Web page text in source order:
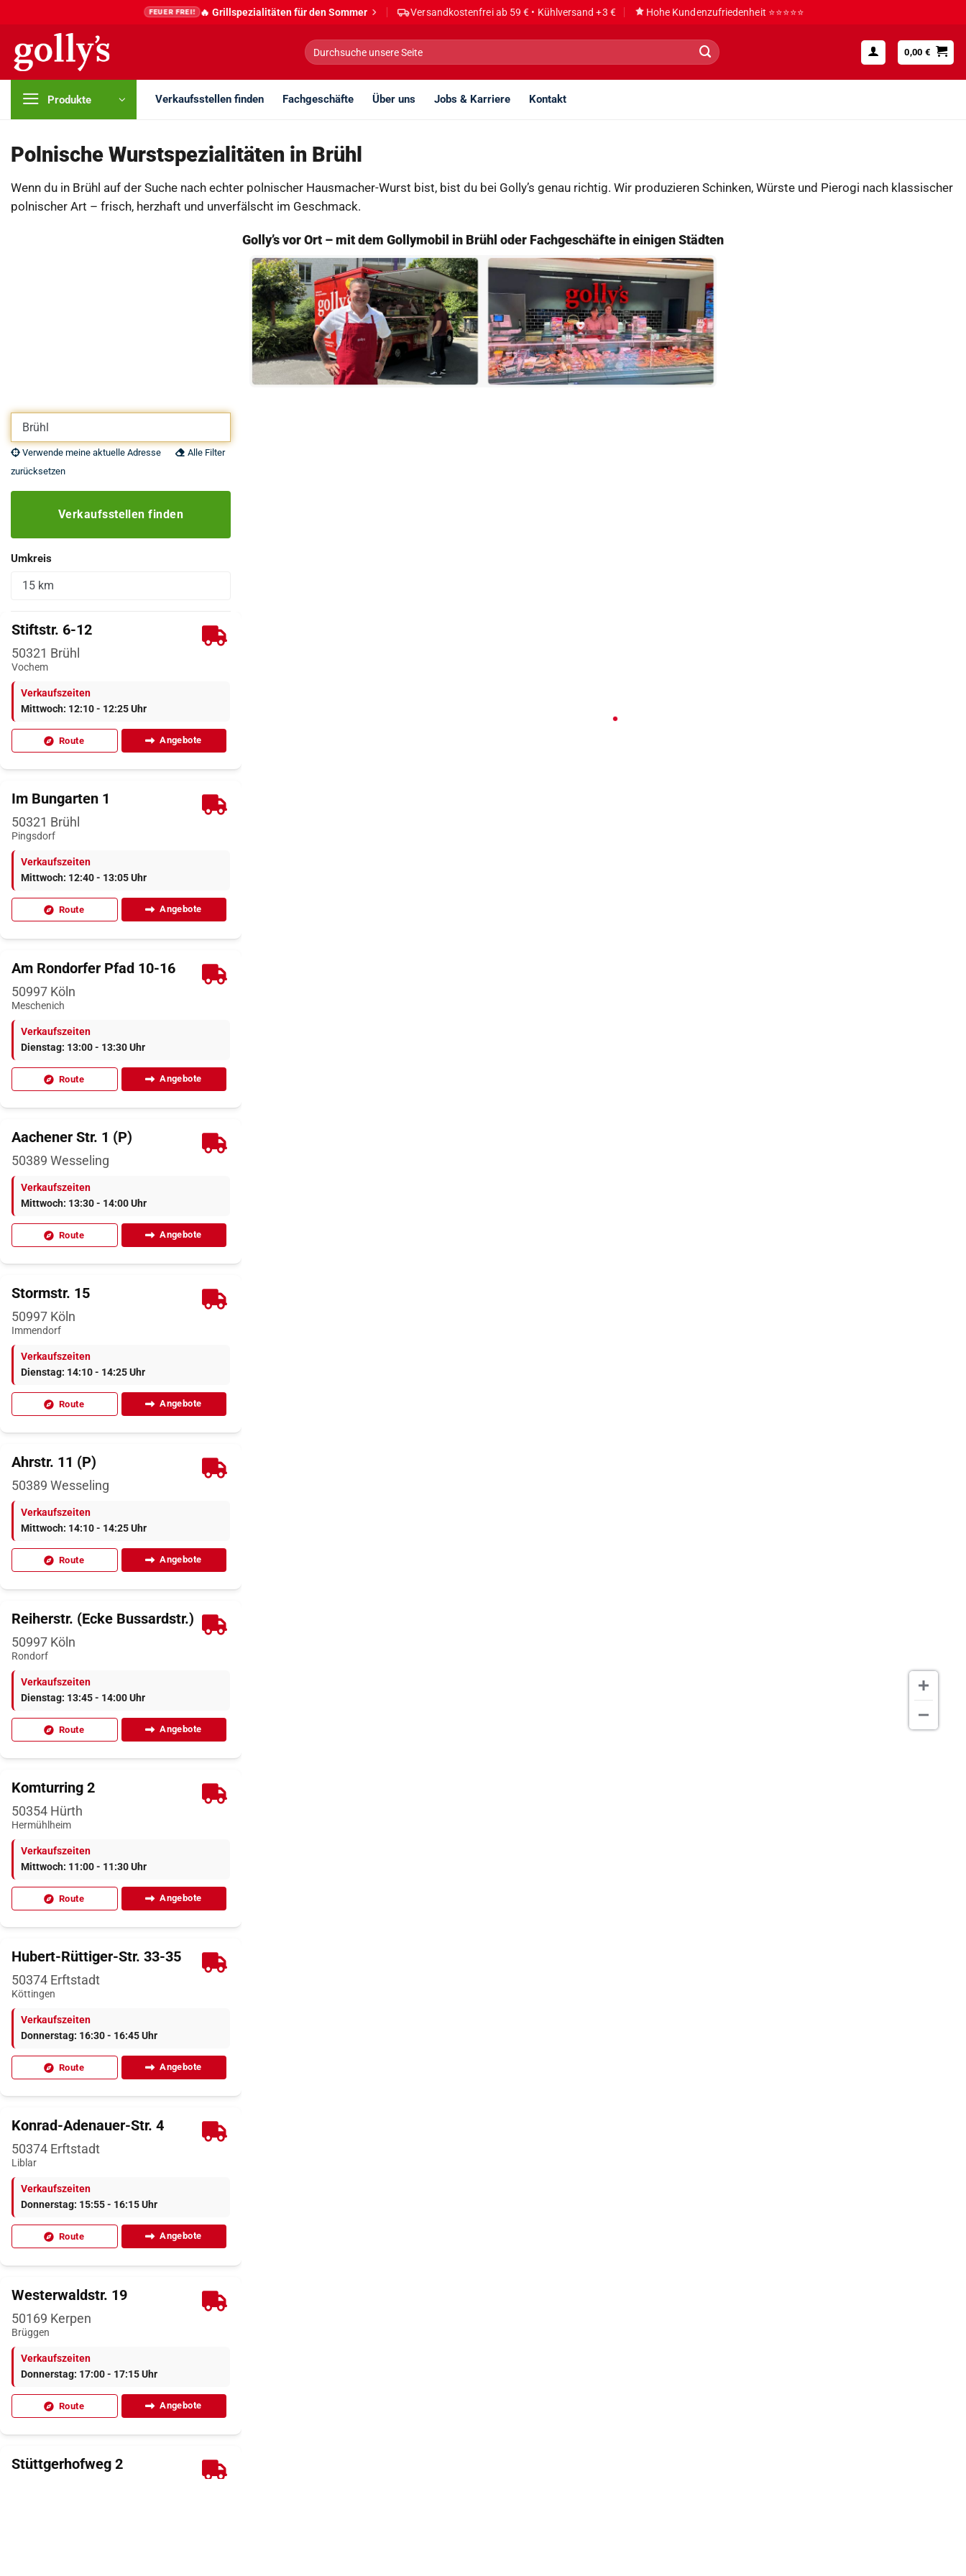
springen
FEUER FREI! 🔥 Grillspezialitäten für den Sommer Versandkostenfrei ab 59 € • Kühlversand +3 € Hohe Kundenzufriedenheit ⭐⭐⭐⭐⭐
Suche
nach:
0,00€
Produkte Verkaufsstellen finden Fachgeschäfte Über uns Jobs & Karriere Kontakt
Polnische Wurstspezialitäten in Brühl
Wenn du in Brühl auf der Suche nach echter polnischer Hausmacher-Wurst bist, bist du bei Golly’s genau richtig. Wir produzieren Schinken, Würste und Pierogi nach klassischer
polnischer Art – frisch, herzhaft und unverfälscht im Geschmack.
Golly’s vor Ort – mit dem Gollymobil in Brühl oder Fachgeschäfte in einigen Städten
Eigene Adresse eingeben
Verwende meine aktuelle Adresse
Alle Filter
zurücksetzen
Verkaufsstellen finden
Umkreis
Stiftstr. 6-12
50321 Brühl
Vochem
Verkaufszeiten
Mittwoch: 12:10 - 12:25 Uhr
Route Angebote
Im Bungarten 1
50321 Brühl
Pingsdorf
Verkaufszeiten
Mittwoch: 12:40 - 13:05 Uhr
Route Angebote
Am Rondorfer Pfad 10-16
50997 Köln
Meschenich
Verkaufszeiten
Dienstag: 13:00 - 13:30 Uhr
Route Angebote
Aachener Str. 1 (P)
50389 Wesseling
Verkaufszeiten
Mittwoch: 13:30 - 14:00 Uhr
Route Angebote
Stormstr. 15
50997 Köln
Immendorf
Verkaufszeiten
Dienstag: 14:10 - 14:25 Uhr
Route Angebote
Ahrstr. 11 (P)
50389 Wesseling
Verkaufszeiten
Mittwoch: 14:10 - 14:25 Uhr
Route Angebote
Reiherstr. (Ecke Bussardstr.)
50997 Köln
Rondorf
Verkaufszeiten
Dienstag: 13:45 - 14:00 Uhr
Route Angebote
Komturring 2
50354 Hürth
Hermühlheim
Verkaufszeiten
Mittwoch: 11:00 - 11:30 Uhr
Route Angebote
Hubert-Rüttiger-Str. 33-35
50374 Erftstadt
Köttingen
Verkaufszeiten
Donnerstag: 16:30 - 16:45 Uhr
Route Angebote
Konrad-Adenauer-Str. 4
50374 Erftstadt
Liblar
Verkaufszeiten
Donnerstag: 15:55 - 16:15 Uhr
Route Angebote
Westerwaldstr. 19
50169 Kerpen
Brüggen
Verkaufszeiten
Donnerstag: 17:00 - 17:15 Uhr
Route Angebote
Stüttgerhofweg 2